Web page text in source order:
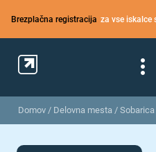
Brezplačna registracija za vse iskalce
Domov / Delovna mesta /